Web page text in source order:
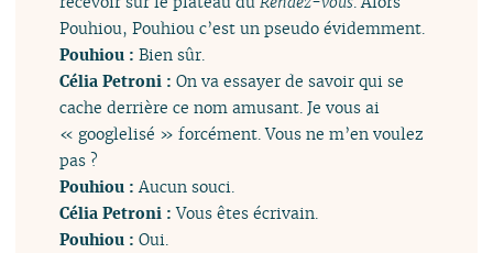
Pouhiou, Pouhiou c’est un pseudo évidemment.
Pouhiou :Bien sûr.
Célia Petroni :On va essayer de savoir qui se
cache derrière ce nom amusant. Je vous ai
« googlelisé » forcément. Vous ne m’en voulez
pas ?
Pouhiou :Aucun souci.
Célia Petroni :Vous êtes écrivain.
Pouhiou :Oui.